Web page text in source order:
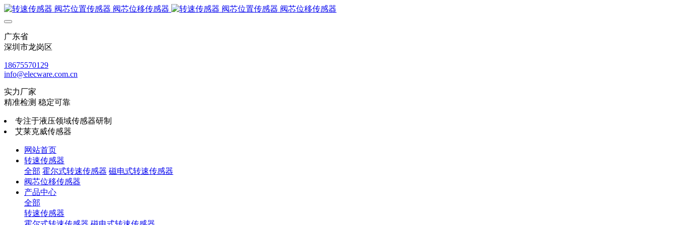
广东省
深圳市龙岗区
18675570129
info@elecware.com.cn
实力厂家
精准检测 稳定可靠
专注于液压领域传感器研制
艾莱克威传感器
网站首页
转速传感器
全部 霍尔式转速传感器 磁电式转速传感器
阀芯位移传感器
产品中心
全部
转速传感器